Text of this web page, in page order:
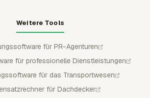
Weitere Tools
für PR-Agenturen
für professionelle Dienstleistungen
für das Transportwesen
für Dachdecker